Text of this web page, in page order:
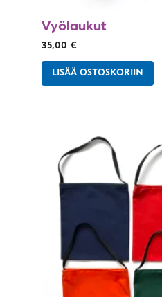
Vyölaukut
35,00 €
LISÄÄ OSTOSKORIIN